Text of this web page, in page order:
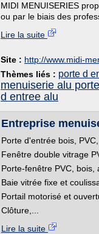
MIDI MENUISERIES
ou par le biais des
Lire la suite
Site : http://www.midi-
Thèmes liés : porte d
menuiserie alu
d entree alu
Entreprise
Porte d'entrée bois,
Fenêtre double vitrage
Porte-fenêtre PVC, bois,
Baie vitrée fixe et
Portail motorisé et
Clôture,...
Lire la suite